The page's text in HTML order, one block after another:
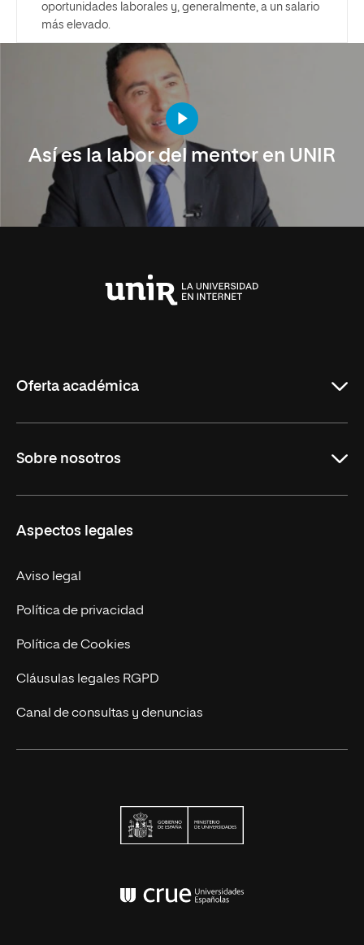
oportunidades laborales y, generalmente, a un salario
más elevado.
Así es la labor del mentor en UNIR
Oferta académica
Maestrías
Educación Continuada
Sobre nosotros
Trabaja en UNIR
Actualidad
Contacto
Aspectos legales
Aviso legal
Política de privacidad
Política de Cookies
Cláusulas legales RGPD
Canal de consultas y denuncias
Conferencia de